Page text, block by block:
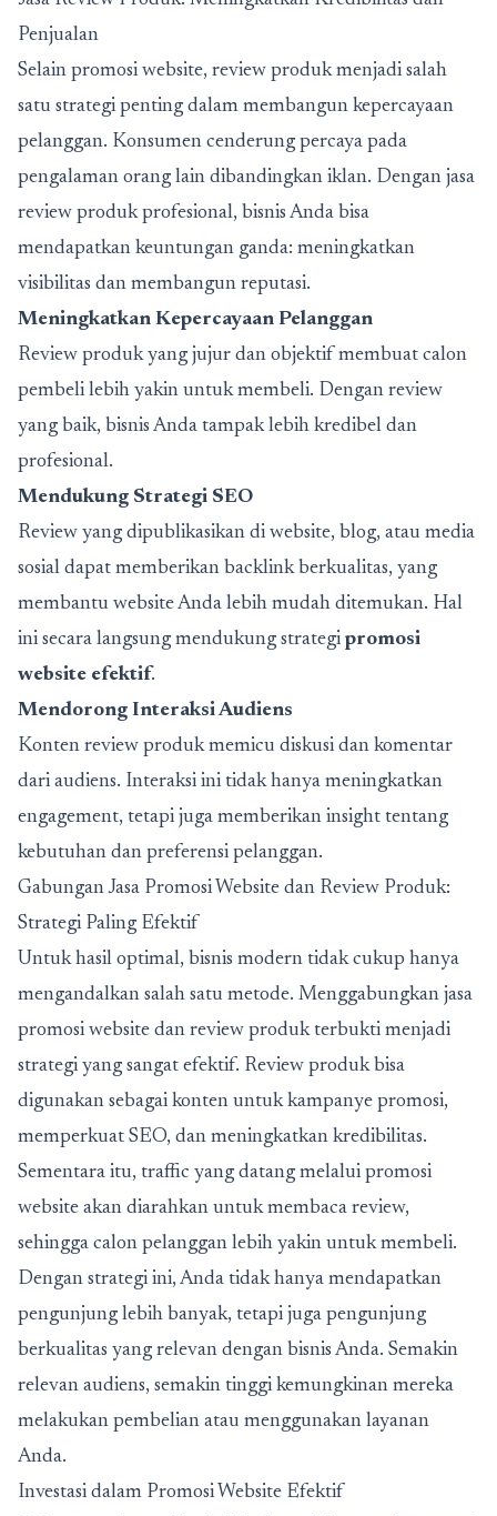
Penjualan
Selain promosi website, review produk menjadi salah
satu strategi penting dalam membangun kepercayaan
pelanggan. Konsumen cenderung percaya pada
pengalaman orang lain dibandingkan iklan. Dengan jasa
review produk profesional, bisnis Anda bisa
mendapatkan keuntungan ganda: meningkatkan
visibilitas dan membangun reputasi.
Meningkatkan Kepercayaan Pelanggan
Review produk yang jujur dan objektif membuat calon
pembeli lebih yakin untuk membeli. Dengan review
yang baik, bisnis Anda tampak lebih kredibel dan
profesional.
Mendukung Strategi SEO
Review yang dipublikasikan di website, blog, atau media
sosial dapat memberikan backlink berkualitas, yang
membantu website Anda lebih mudah ditemukan. Hal
ini secara langsung mendukung strategi promosi
website efektif.
Mendorong Interaksi Audiens
Konten review produk memicu diskusi dan komentar
dari audiens. Interaksi ini tidak hanya meningkatkan
engagement, tetapi juga memberikan insight tentang
kebutuhan dan preferensi pelanggan.
Gabungan Jasa Promosi Website dan Review Produk:
Strategi Paling Efektif
Untuk hasil optimal, bisnis modern tidak cukup hanya
mengandalkan salah satu metode. Menggabungkan jasa
promosi website dan review produk terbukti menjadi
strategi yang sangat efektif. Review produk bisa
digunakan sebagai konten untuk kampanye promosi,
memperkuat SEO, dan meningkatkan kredibilitas.
Sementara itu, traffic yang datang melalui promosi
website akan diarahkan untuk membaca review,
sehingga calon pelanggan lebih yakin untuk membeli.
Dengan strategi ini, Anda tidak hanya mendapatkan
pengunjung lebih banyak, tetapi juga pengunjung
berkualitas yang relevan dengan bisnis Anda. Semakin
relevan audiens, semakin tinggi kemungkinan mereka
melakukan pembelian atau menggunakan layanan
Anda.
Investasi dalam Promosi Website Efektif